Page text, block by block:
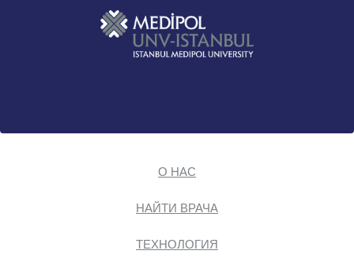
О НАС
НАЙТИ ВРАЧА
ТЕХНОЛОГИЯ